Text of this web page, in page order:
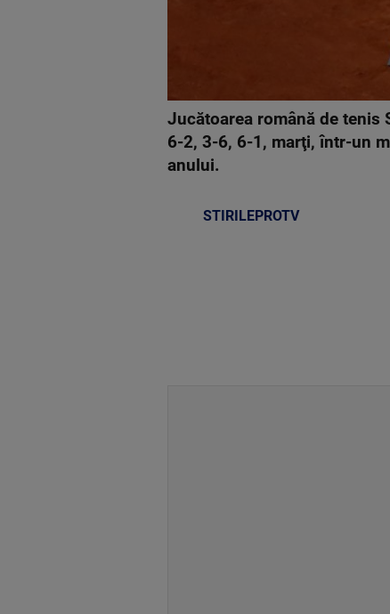
Jucătoarea română de tenis
6-2, 3-6, 6-1, marţi, într-un
anului.
STIRILEPROTV